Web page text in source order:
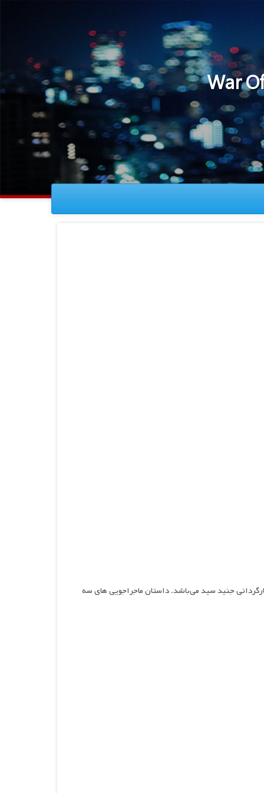
حمله ، فیلمی ترسناک و علمی تخیلی محصول سال ۲۰۲۳ به کارگردانی جنید سید می‌باشد. داستان ماجراجویی های سه